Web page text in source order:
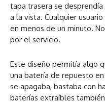
tapa trasera se
a la vista. Cualquier
en menos de un minuto.
por el servicio.
Este diseño permitía algo
una batería de repuesto
se apagaba, bastaba con
baterías extraíbles